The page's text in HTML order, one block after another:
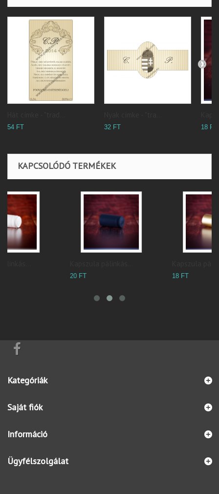
54 FT 32 FT 18 FT
KAPCSOLÓDÓ TERMÉKEK
Kategóriák
Saját fiók
Információ
Ügyfélszolgálat